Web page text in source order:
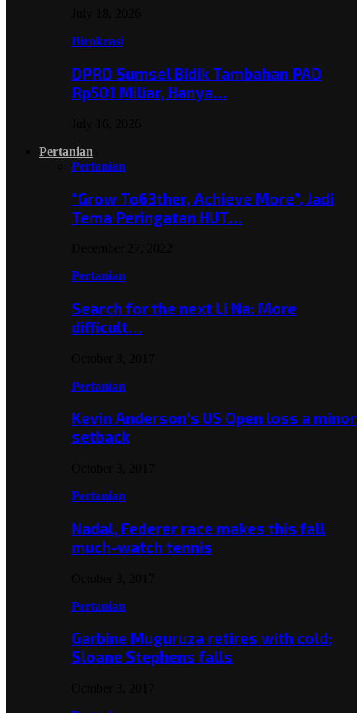
Birokrasi
DPRD Sumsel Bidik Tambahan PAD
Rp501 Miliar, Hanya…
Pertanian
Pertanian
“Grow To63ther, Achieve More”, Jadi
Tema Peringatan HUT…
Pertanian
Search for the next Li Na: More
difficult…
Pertanian
Kevin Anderson’s US Open loss a minor
setback
Pertanian
Nadal, Federer race makes this fall
much-watch tennis
Pertanian
Garbine Muguruza retires with cold;
Sloane Stephens falls